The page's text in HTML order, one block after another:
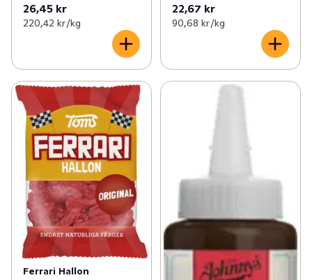
26,45 kr
220,42 kr /kg
22,67 kr
90,68 kr /kg
Ferrari Hallon